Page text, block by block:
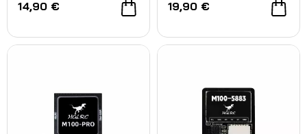
14,90 € 19,90 €